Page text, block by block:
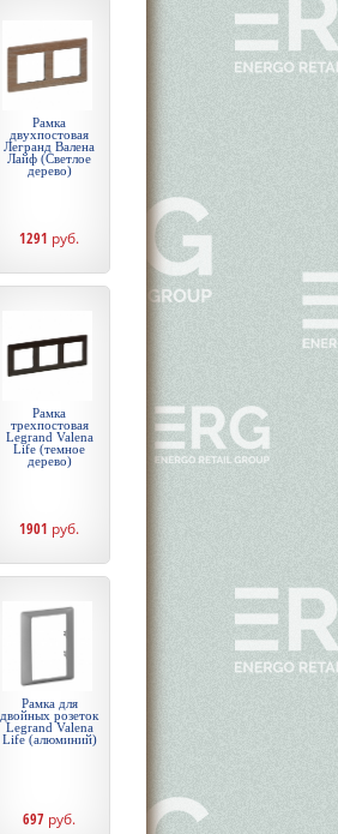
Рамка
двухпостовая
Легранд Валена
Лайф (Светлое
дерево)
1291 руб.
Рамка
трехпостовая
Legrand Valena
Life (темное
дерево)
1901 руб.
Рамка для
двойных розеток
Legrand Valena
Life (алюминий)
697 руб.